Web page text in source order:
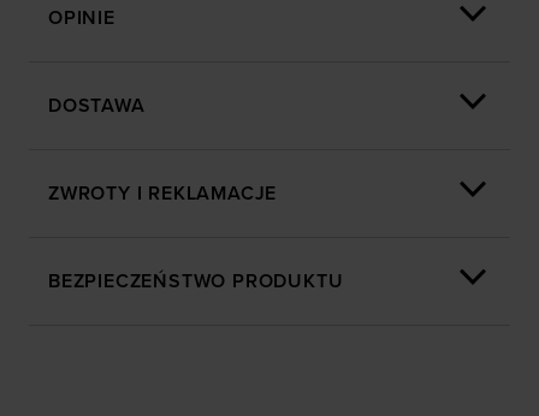
OPINIE
DOSTAWA
ZWROTY I REKLAMACJE
BEZPIECZEŃSTWO PRODUKTU